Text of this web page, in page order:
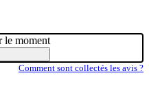
le moment
Comment sont collectés les avis ?